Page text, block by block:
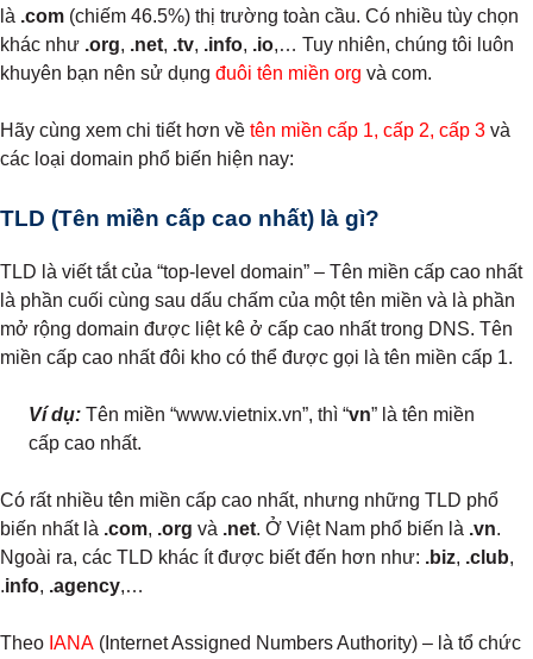
là .com (chiếm 46.5%) thị trường toàn cầu. Có nhiều tùy chọn
khác như .org, .net, .tv, .info, .io,… Tuy nhiên, chúng tôi luôn
khuyên bạn nên sử dụng đuôi tên miền org và com.
Hãy cùng xem chi tiết hơn về tên miền cấp 1, cấp 2, cấp 3 và
các loại domain phổ biến hiện nay:
TLD (Tên miền cấp cao nhất) là gì?
TLD là viết tắt của “top-level domain” – Tên miền cấp cao nhất
là phần cuối cùng sau dấu chấm của một tên miền và là phần
mở rộng domain được liệt kê ở cấp cao nhất trong DNS. Tên
miền cấp cao nhất đôi kho có thể được gọi là tên miền cấp 1.
Ví dụ: Tên miền “www.vietnix.vn”, thì “vn” là tên miền
cấp cao nhất.
Có rất nhiều tên miền cấp cao nhất, nhưng những TLD phổ
biến nhất là .com, .org và .net. Ở Việt Nam phổ biến là .vn.
Ngoài ra, các TLD khác ít được biết đến hơn như: .biz, .club,
.info, .agency,…
Theo IANA (Internet Assigned Numbers Authority) – là tổ chức